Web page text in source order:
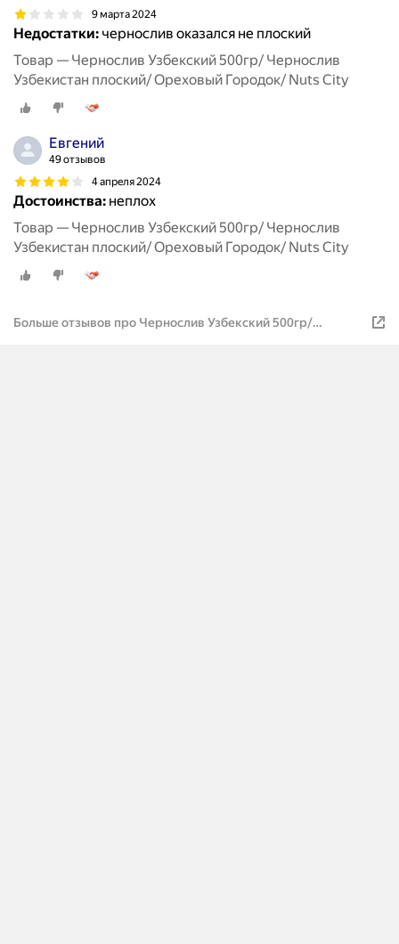
9 марта 2024
Недостатки: чернослив оказался не плоский
Товар — Чернослив Узбекский 500гр/ Чернослив
Узбекистан плоский/ Ореховый Городок/ Nuts City
Евгений
49 отзывов
4 апреля 2024
Достоинства: неплох
Товар — Чернослив Узбекский 500гр/ Чернослив
Узбекистан плоский/ Ореховый Городок/ Nuts City
Больше отзывов про Чернослив Узбекский 500гр/